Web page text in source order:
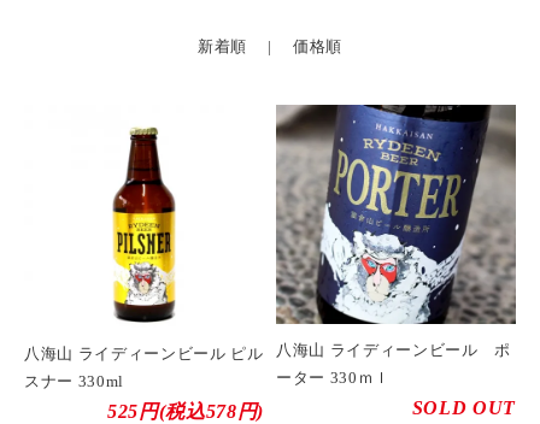
新着順 |価格順
八海山 ライディーンビール ピル
スナー 330ml
525円(税込578円)
八海山 ライディーンビール ポ
ーター 330ｍｌ
SOLD OUT